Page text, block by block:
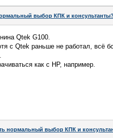
выбор КПК и консультанты?
Qtek G100.
с Qtek раньше не работал, всё
как с HP, например.
нормальный выбор КПК и